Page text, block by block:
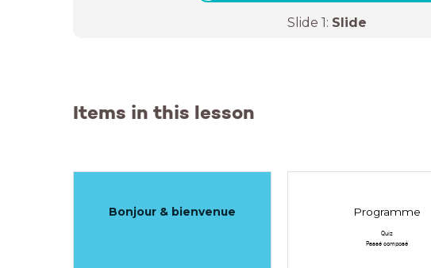
Slide 1: Slide
Items in this lesson
Bonjour & bienvenue Programme
Quiz
Passé composé